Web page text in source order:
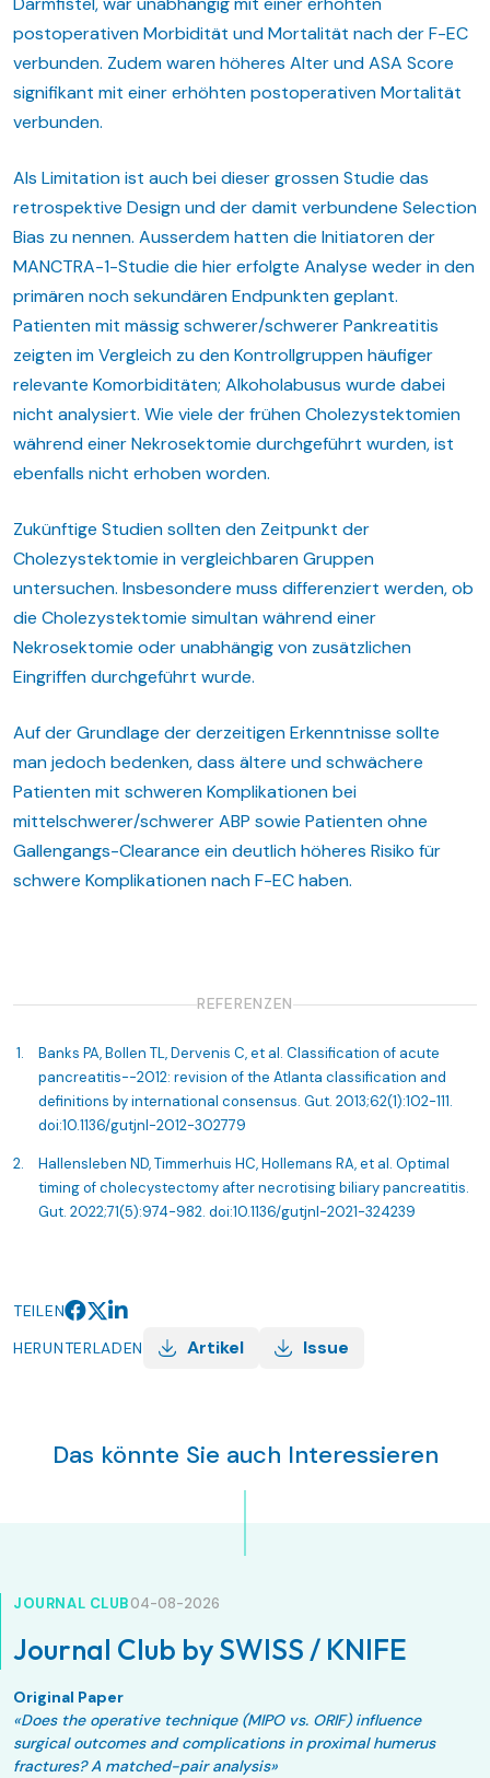
postoperativen Morbidität und Mortalität nach der F-EC
verbunden. Zudem waren höheres Alter und ASA Score
signifikant mit einer erhöhten postoperativen Mortalität
verbunden.
Als Limitation ist auch bei dieser grossen Studie das
retrospektive Design und der damit verbundene Selection
Bias zu nennen. Ausserdem hatten die Initiatoren der
MANCTRA-1-Studie die hier erfolgte Analyse weder in den
primären noch sekundären Endpunkten geplant.
Patienten mit mässig schwerer/schwerer Pankreatitis
zeigten im Vergleich zu den Kontrollgruppen häufiger
relevante Komorbiditäten; Alkoholabusus wurde dabei
nicht analysiert. Wie viele der frühen Cholezystektomien
während einer Nekrosektomie durchgeführt wurden, ist
ebenfalls nicht erhoben worden.
Zukünftige Studien sollten den Zeitpunkt der
Cholezystektomie in vergleichbaren Gruppen
untersuchen. Insbesondere muss differenziert werden, ob
die Cholezystektomie simultan während einer
Nekrosektomie oder unabhängig von zusätzlichen
Eingriffen durchgeführt wurde.
Auf der Grundlage der derzeitigen Erkenntnisse sollte
man jedoch bedenken, dass ältere und schwächere
Patienten mit schweren Komplikationen bei
mittelschwerer/schwerer ABP sowie Patienten ohne
Gallengangs-Clearance ein deutlich höheres Risiko für
schwere Komplikationen nach F-EC haben.
REFERENZEN
Banks PA, Bollen TL, Dervenis C, et al. Classification of acute
pancreatitis--2012: revision of the Atlanta classification and
definitions by international consensus. Gut. 2013;62(1):102-111.
doi:10.1136/gutjnl-2012-302779
Hallensleben ND, Timmerhuis HC, Hollemans RA, et al. Optimal
timing of cholecystectomy after necrotising biliary pancreatitis.
Gut. 2022;71(5):974-982. doi:10.1136/gutjnl-2021-324239
TEILEN
HERUNTERLADEN
Artikel Issue
Das könnte Sie auch Interessieren
JOURNAL CLUB04-08-2026
Journal Club by SWISS / KNIFE
Original Paper
«Does the operative technique (MIPO vs. ORIF) influence
surgical outcomes and complications in proximal humerus
fractures? A matched-pair analysis»